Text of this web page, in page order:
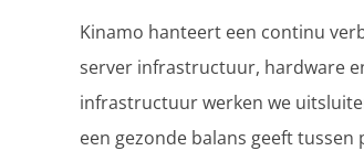
Kinamo hanteert een continu
server infrastructuur, hardware
infrastructuur werken we
een gezonde balans geeft